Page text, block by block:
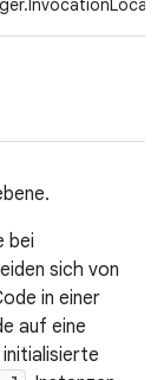
bei
sich von
in einer
auf eine
initialisierte